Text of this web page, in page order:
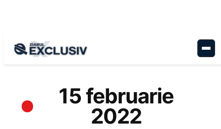
15 februarie
2022